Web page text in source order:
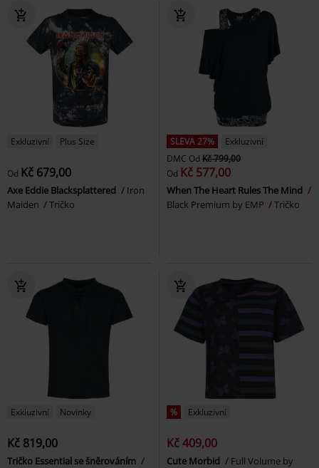
Exkluzivní Plus Size
Od Kč 679,00
Axe Eddie Blacksplattered
Iron
Maiden
Tričko
SLEVA 27%
Exkluzivní
DMC Od Kč 799,00
Od Kč 577,00
When The Heart Rules The Mind
Black Premium by EMP
Tričko
Exkluzivní Novinky
Kč 819,00
Tričko Essential se šněrováním
% Exkluzivní
Kč 409,00
Cute Morbid
Full Volume by